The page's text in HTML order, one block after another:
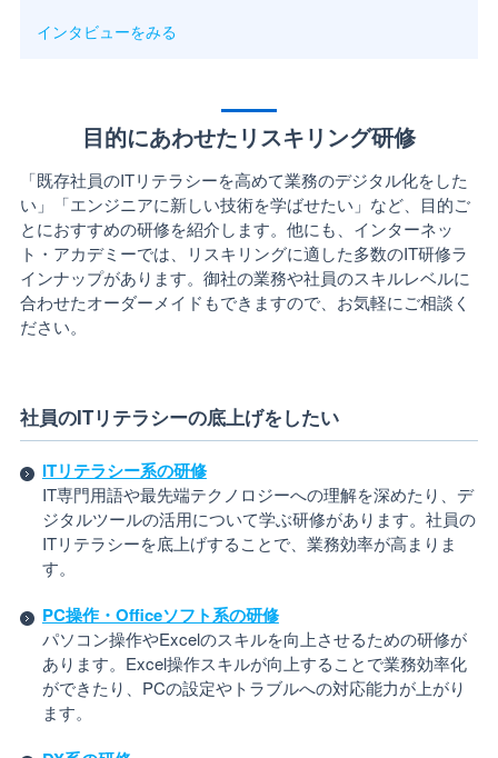
インタビューをみる
目的にあわせたリスキリング研修
「既存社員のITリテラシーを高めて業務のデジタル化をした
い」「エンジニアに新しい技術を学ばせたい」など、目的ご
とにおすすめの研修を紹介します。他にも、インターネッ
ト・アカデミーでは、リスキリングに適した多数のIT研修ラ
インナップがあります。御社の業務や社員のスキルレベルに
合わせたオーダーメイドもできますので、お気軽にご相談く
ださい。
社員のITリテラシーの底上げをしたい
ITリテラシー系の研修
IT専門用語や最先端テクノロジーへの理解を深めたり、デ
ジタルツールの活用について学ぶ研修があります。社員の
ITリテラシーを底上げすることで、業務効率が高まりま
す。
PC操作・Officeソフト系の研修
パソコン操作やExcelのスキルを向上させるための研修が
あります。Excel操作スキルが向上することで業務効率化
ができたり、PCの設定やトラブルへの対応能力が上がり
ます。